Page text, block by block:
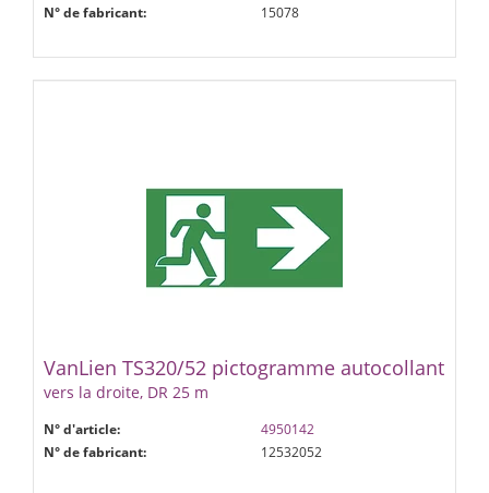
N° de fabricant:
15078
VanLien TS320/52 pictogramme autocollant
vers la droite, DR 25 m
N° d'article:
4950142
N° de fabricant:
12532052